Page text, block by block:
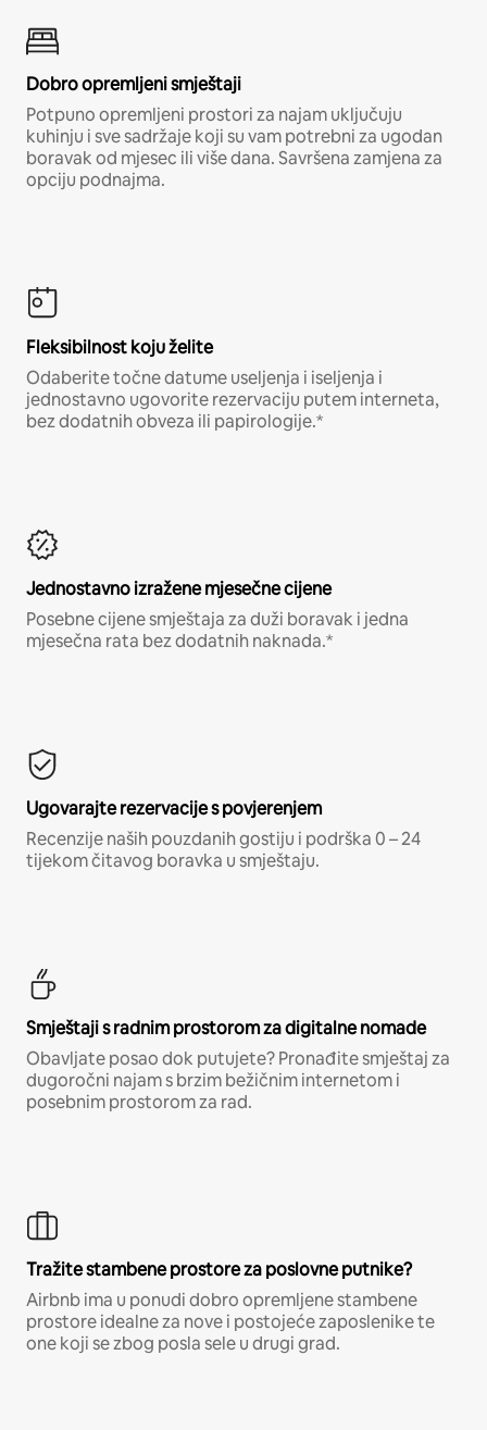
Dobro opremljeni smještaji
Potpuno opremljeni prostori za najam uključuju
kuhinju i sve sadržaje koji su vam potrebni za ugodan
boravak od mjesec ili više dana. Savršena zamjena za
opciju podnajma.
Fleksibilnost koju želite
Odaberite točne datume useljenja i iseljenja i
jednostavno ugovorite rezervaciju putem interneta,
bez dodatnih obveza ili papirologije.*
Jednostavno izražene mjesečne cijene
Posebne cijene smještaja za duži boravak i jedna
mjesečna rata bez dodatnih naknada.*
Ugovarajte rezervacije s povjerenjem
Recenzije naših pouzdanih gostiju i podrška 0 – 24
tijekom čitavog boravka u smještaju.
Smještaji s radnim prostorom za digitalne nomade
Obavljate posao dok putujete? Pronađite smještaj za
dugoročni najam s brzim bežičnim internetom i
posebnim prostorom za rad.
Tražite stambene prostore za poslovne putnike?
Airbnb ima u ponudi dobro opremljene stambene
prostore idealne za nove i postojeće zaposlenike te
one koji se zbog posla sele u drugi grad.